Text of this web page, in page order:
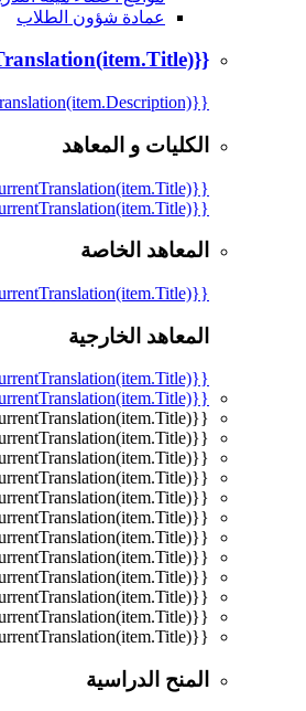
عمادة شؤون الطلاب
{{mmc.getCurrentTranslation(item.Title)}}
{{mmc.getCurrentTranslation(item.Description)}}
الكليات و المعاهد
{{mmc.getCurrentTranslation(item.Title)}}
{{mmc.getCurrentTranslation(item.Title)}}
المعاهد الخاصة
{{mmc.getCurrentTranslation(item.Title)}}
المعاهد الخارجية
{{mmc.getCurrentTranslation(item.Title)}}
{{mmc.getCurrentTranslation(item.Title)}}
{{mmc.getCurrentTranslation(item.Title)}}
{{mmc.getCurrentTranslation(item.Title)}}
{{mmc.getCurrentTranslation(item.Title)}}
{{mmc.getCurrentTranslation(item.Title)}}
{{mmc.getCurrentTranslation(item.Title)}}
{{mmc.getCurrentTranslation(item.Title)}}
{{mmc.getCurrentTranslation(item.Title)}}
{{mmc.getCurrentTranslation(item.Title)}}
{{mmc.getCurrentTranslation(item.Title)}}
{{mmc.getCurrentTranslation(item.Title)}}
{{mmc.getCurrentTranslation(item.Title)}}
{{mmc.getCurrentTranslation(item.Title)}}
المنح الدراسية